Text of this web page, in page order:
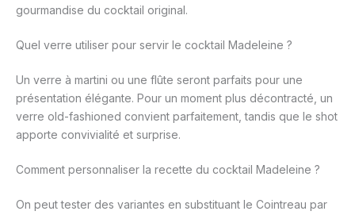
gourmandise du cocktail original.
Quel verre utiliser pour servir le cocktail Madeleine ?
Un verre à martini ou une flûte seront parfaits pour une
présentation élégante. Pour un moment plus décontracté, un
verre old-fashioned convient parfaitement, tandis que le shot
apporte convivialité et surprise.
Comment personnaliser la recette du cocktail Madeleine ?
On peut tester des variantes en substituant le Cointreau par